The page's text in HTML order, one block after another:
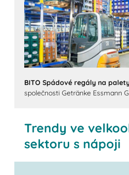
BITO Spádové regály na
společnosti Getränke Essmann
Trendy ve
sektoru s nápoji